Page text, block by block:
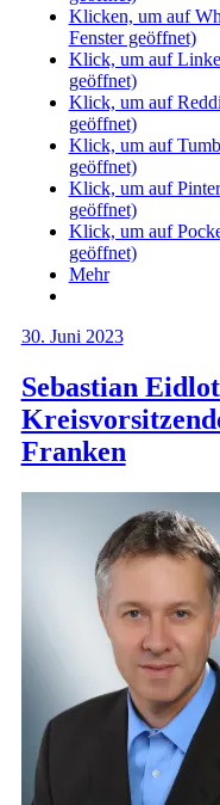
Klicken, um auf
Fenster geöffnet)
Klick, um auf
geöffnet)
Klick, um auf
geöffnet)
Klick, um auf
geöffnet)
Klick, um auf
geöffnet)
Klick, um auf
geöffnet)
Mehr
30. Juni 2023
Sebastian
Franken